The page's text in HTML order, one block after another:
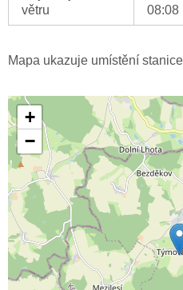
větru
08:08
Mapa ukazuje umístění
+
−